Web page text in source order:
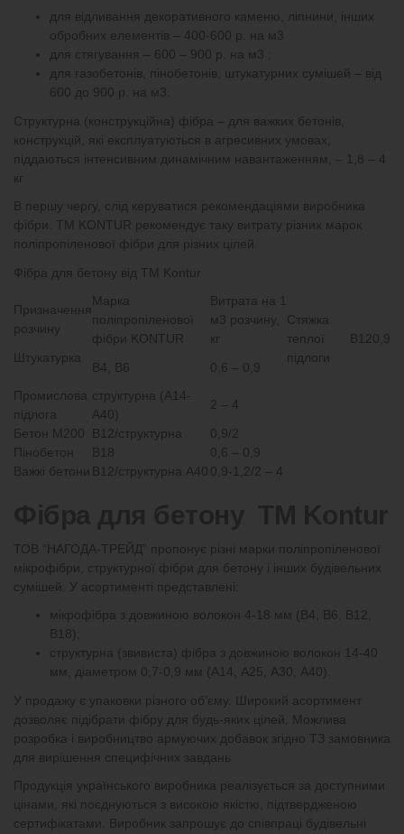
для відливання декоративного каменю, ліпнини, інших
обробних елементів – 400-600 р. на м3
для стягування – 600 – 900 р. на м3 ;
для газобетонів, пінобетонів, штукатурних сумішей – від
600 до 900 р. на м3.
Структурна (конструкційна) фібра – для важких бетонів,
конструкцій, які експлуатуються в агресивних умовах,
піддаються інтенсивним динамічним навантаженням, – 1,8 – 4
кг
В першу чергу, слід керуватися рекомендаціями виробника
фібри. ТМ KONTUR рекомендує таку витрату різних марок
поліпропіленової фібри для різних цілей.
Фібра для бетону від ТМ Kontur
Призначення
розчину
Штукатурка
Марка
поліпропіленової
фібри KONTUR
В4, В6
Витрата на 1
м3 розчину,
кг
0,6 – 0,9
Стяжка
теплої
підлоги
В120,9
Промислова
підлога
структурна (А14-
А40)
2 – 4
Бетон М200
В12/структурна
0,9/2
Пінобетон
В18
0,6 – 0,9
Важкі бетони В12/структурна А40 0,9-1,2/2 – 4
ТОВ “НАГОДА-ТРЕЙД” пропонує різні марки поліпропіленової
мікрофібри, структурної фібри для бетону і інших будівельних
сумішей. У асортименті представлені:
мікрофібра з довжиною волокон 4-18 мм (В4, В6, В12,
В18);
структурна (звивиста) фібра з довжиною волокон 14-40
мм, діаметром 0,7-0,9 мм (А14, А25, А30, А40).
У продажу є упаковки різного об’єму. Широкий асортимент
дозволяє підібрати фібру для будь-яких цілей. Можлива
розробка і виробництво армуючих добавок згідно ТЗ замовника
для вирішення специфічних завдань
Продукція українського виробника реалізується за доступними
цінами, які поєднуються з високою якістю, підтвердженою
сертифікатами. Виробник запрошує до співпраці будівельні